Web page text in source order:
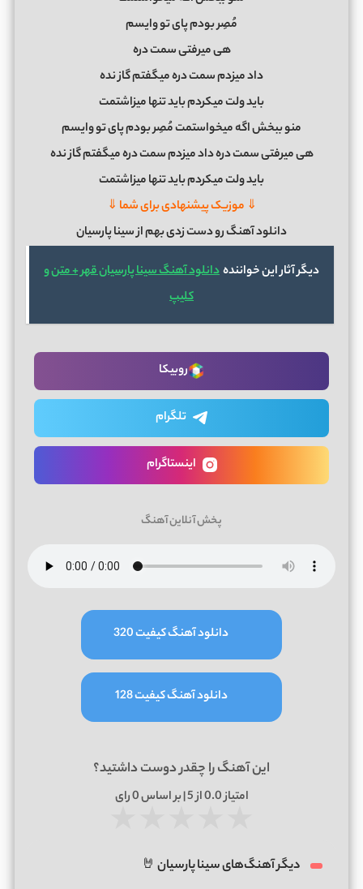
مُصِر بودم پای تو وایسم
هی میرفتی سمت دره
داد میزدم سمت دره میگفتم گاز نده
باید ولت میکردم باید تنها میزاشتمت
منو ببخش اگه میخواستمت مُصِر بودم پای تو وایسم
هی میرفتی سمت دره داد میزدم سمت دره میگفتم گاز نده
باید ولت میکردم باید تنها میزاشتمت
⇓ موزیک پیشنهادی برای شما ⇓
دانلود آهنگ رو دست زدی بهم از سینا پارسیان
دیگر آثار این خوانندهدانلود آهنگ سینا پارسیان قهر + متن و
کلیپ
روبیکا
تلگرام
اینستاگرام
پخش آنلاین آهنگ
دانلود آهنگ کیفیت 320
دانلود آهنگ کیفیت 128
این آهنگ را چقدر دوست داشتید؟
امتیاز0.0از 5 | بر اساس 0رای
دیگر آهنگ‌های سینا پارسیان 🤘